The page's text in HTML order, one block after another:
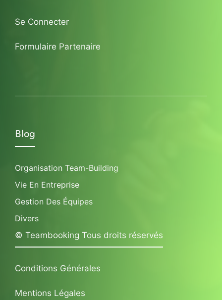
Se Connecter
Formulaire Partenaire
Blog
Organisation Team-Building
Vie En Entreprise
Gestion Des Équipes
Divers
© Teambooking Tous droits réservés
Conditions Générales
Mentions Légales